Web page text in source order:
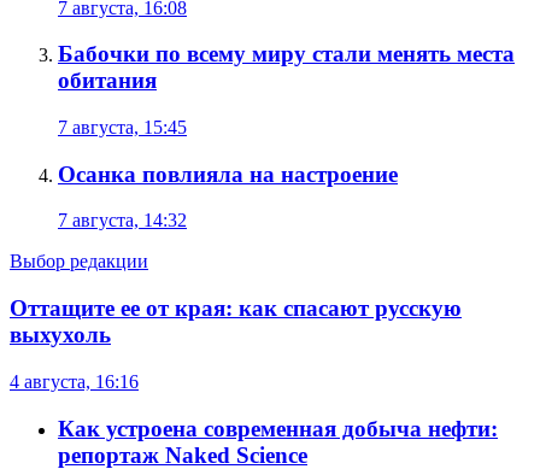
7 августа, 16:08
Бабочки по всему миру стали менять места
обитания
7 августа, 15:45
Осанка повлияла на настроение
7 августа, 14:32
Выбор редакции
Оттащите ее от края: как спасают русскую
выхухоль
4 августа, 16:16
Как устроена современная добыча нефти:
репортаж Naked Science